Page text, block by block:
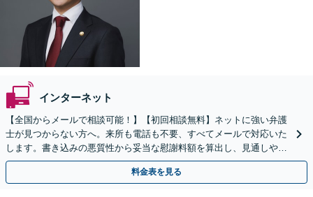
インターネット
【全国からメールで相談可能！】【初回相談無料】ネットに強い弁護
士が見つからない方へ。来所も電話も不要、すべてメールで対応いた
します。書き込みの悪質性から妥当な慰謝料額を算出し、見通しや費
用面のリスクも包み隠さずお伝えしサポートします。
料金表を見る